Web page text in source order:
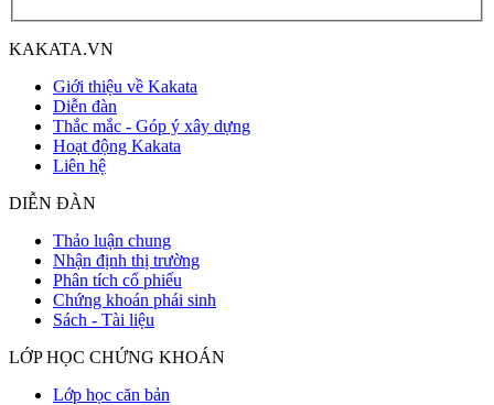
KAKATA.VN
Giới thiệu về Kakata
Diễn đàn
Thắc mắc - Góp ý xây dựng
Hoạt động Kakata
Liên hệ
DIỄN ĐÀN
Thảo luận chung
Nhận định thị trường
Phân tích cổ phiếu
Chứng khoán phái sinh
Sách - Tài liệu
LỚP HỌC CHỨNG KHOÁN
Lớp học căn bản